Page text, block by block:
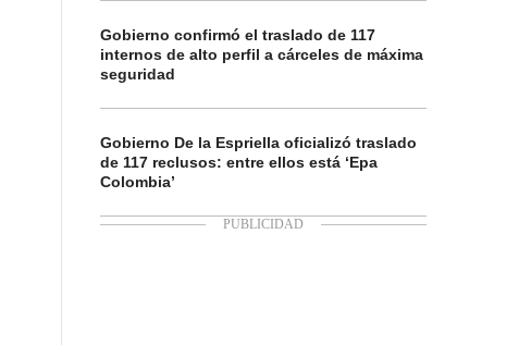
Gobierno confirmó el traslado de 117
internos de alto perfil a cárceles de máxima
seguridad
Gobierno De la Espriella oficializó traslado
de 117 reclusos: entre ellos está ‘Epa
Colombia’